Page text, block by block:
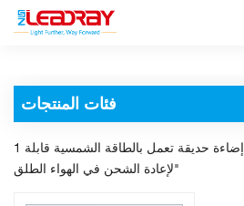
français
فئات المنتجات
1 تم العثور على النتائج لـ "إضاءة حديقة تعمل بالطاقة الشمسية قابلة
لإعادة الشحن في الهواء الطلق"